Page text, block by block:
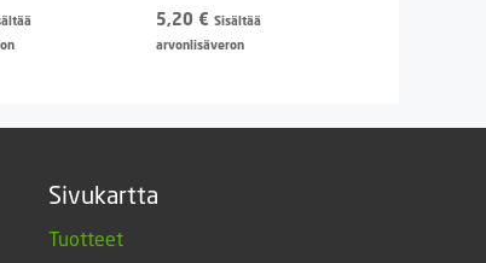
5,20 € Sisältää
arvonlisäveron
Sivukartta
Tuotteet